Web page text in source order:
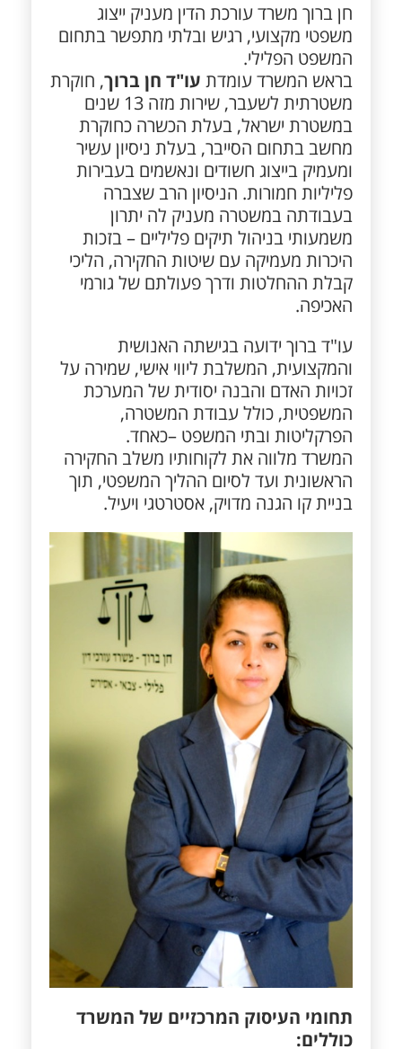
חן ברוך משרד עורכת הדין מעניק ייצוג
משפטי מקצועי, רגיש ובלתי מתפשר בתחום
המשפט הפלילי.
בראש המשרד עומדת עו"ד חן ברוך, חוקרת
משטרתית לשעבר, שירות מזה 13 שנים
במשטרת ישראל, בעלת הכשרה כחוקרת
מחשב בתחום הסייבר, בעלת ניסיון עשיר
ומעמיק בייצוג חשודים ונאשמים בעבירות
פליליות חמורות. הניסיון הרב שצברה
בעבודתה במשטרה מעניק לה יתרון
משמעותי בניהול תיקים פליליים – בזכות
היכרות מעמיקה עם שיטות החקירה, הליכי
קבלת ההחלטות ודרך פעולתם של גורמי
האכיפה.
עו"ד ברוך ידועה בגישתה האנושית
והמקצועית, המשלבת ליווי אישי, שמירה על
זכויות האדם והבנה יסודית של המערכת
המשפטית, כולל עבודת המשטרה,
הפרקליטות ובתי המשפט –כאחד.
המשרד מלווה את לקוחותיו משלב החקירה
הראשונית ועד לסיום ההליך המשפטי, תוך
בניית קו הגנה מדויק, אסטרטגי ויעיל.
תחומי העיסוק המרכזיים של המשרד
כוללים: